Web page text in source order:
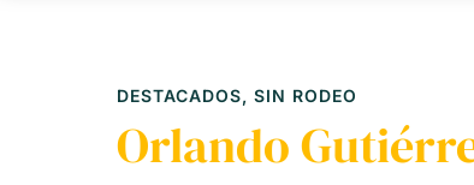
DESTACADOS, SIN RODEO
Orlando